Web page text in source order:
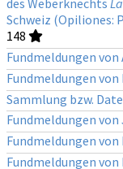
des Weberknechts
Schweiz (Opiliones:
148
Fundmeldungen von
Fundmeldungen
Sammlung bzw.
Fundmeldungen
Fundmeldungen von
Fundmeldungen von